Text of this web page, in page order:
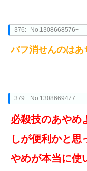
376: No.1308668576+
バフ消せんのはあ
379: No.1308669477+
必殺技のあやめ
しが便利かと思
やめが本当に使